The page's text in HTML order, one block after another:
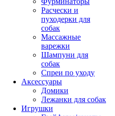
Расчески и
пуходерки для
собак
Массажные
варежки
Шампуни для
собак
Спреи по уходу
Аксессуары
Домики
Лежанки для собак
Игрушки